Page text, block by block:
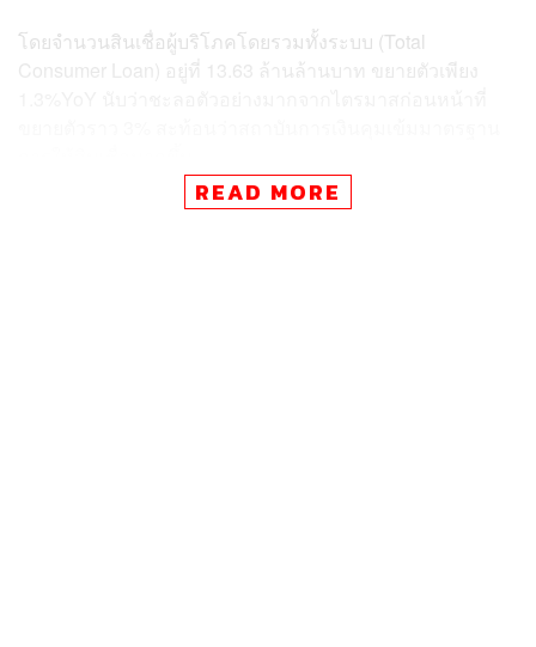
โดยจำนวนสินเชื่อผู้บริโภคโดยรวมทั้งระบบ (Total
Consumer Loan) อยู่ที่ 13.63 ล้านล้านบาท ขยายตัวเพียง
ตามรายงานผลการสำรวจภาวะและแนวโน้มสินเชื่อ (Credit
READ MORE